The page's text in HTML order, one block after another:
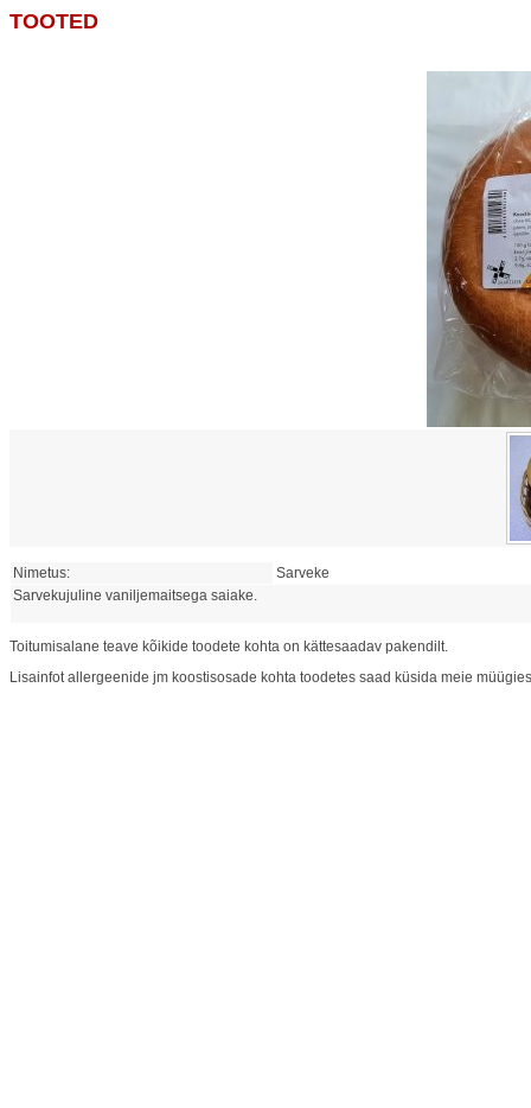
TOOTED
Nimetus:
Sarveke
Sarvekujuline vaniljemaitsega saiake.
Toitumisalane teave kõikide toodete kohta on kättesaadav pakendilt.
Lisainfot allergeenide jm koostisosade kohta toodetes saad küsida meie